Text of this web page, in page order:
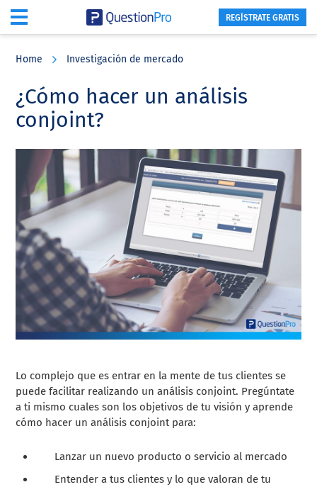
content
sidebar
REGÍSTRATE GRATIS
Home Investigación de mercado
¿Cómo hacer un análisis
conjoint?
Lo complejo que es entrar en la mente de tus clientes se
puede facilitar realizando un análisis conjoint. Pregúntate
a ti mismo cuales son los objetivos de tu visión y aprende
cómo hacer un análisis conjoint para:
Lanzar un nuevo producto o servicio al mercado
Entender a tus clientes y lo que valoran de tu